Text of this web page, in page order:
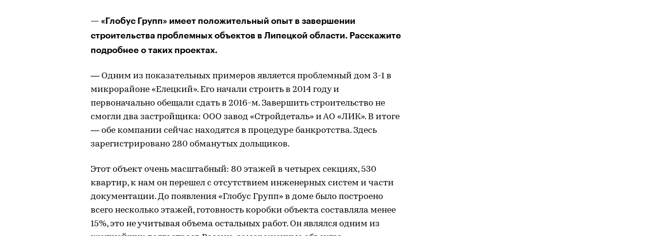
— «Глобус Групп» имеет положительный опыт в завершении
строительства проблемных объектов в Липецкой области. Расскажите
подробнее о таких проектах.
— Одним из показательных примеров является проблемный дом 3-1 в
микрорайоне «Елецкий». Его начали строить в 2014 году и
первоначально обещали сдать в 2016-м. Завершить строительство не
смогли два застройщика: ООО завод «Стройдеталь» и АО «ЛИК». В итоге
— обе компании сейчас находятся в процедуре банкротства. Здесь
зарегистрировано 280 обманутых дольщиков.
Этот объект очень масштабный: 80 этажей в четырех секциях, 530
квартир, к нам он перешел с отсутствием инженерных систем и части
документации. До появления «Глобус Групп» в доме было построено
всего несколько этажей, готовность коробки объекта составляла менее
15%, это не учитывая объема остальных работ. Он являлся одним из